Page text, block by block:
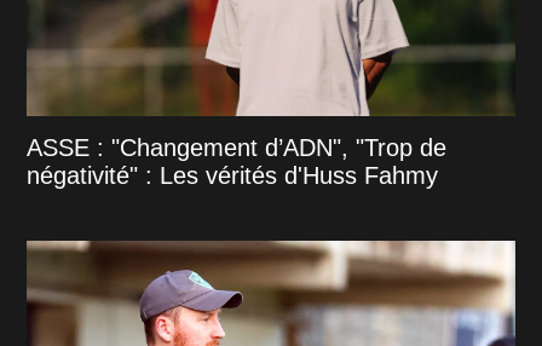
ASSE : "Changement d’ADN", "Trop de
négativité" : Les vérités d'Huss Fahmy